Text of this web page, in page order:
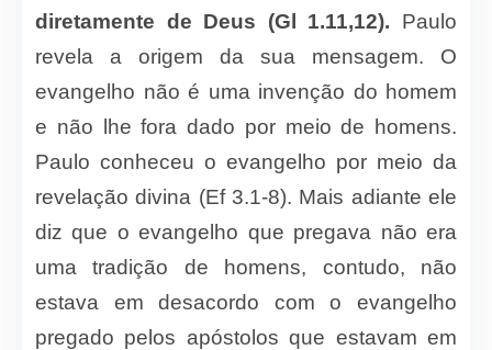
diretamente de Deus (Gl 1.11,12). Paulo
revela a origem da sua mensagem. O
evangelho não é uma invenção do homem
e não lhe fora dado por meio de homens.
Paulo conheceu o evangelho por meio da
revelação divina (Ef 3.1-8). Mais adiante ele
diz que o evangelho que pregava não era
uma tradição de homens, contudo, não
estava em desacordo com o evangelho
pregado pelos apóstolos que estavam em